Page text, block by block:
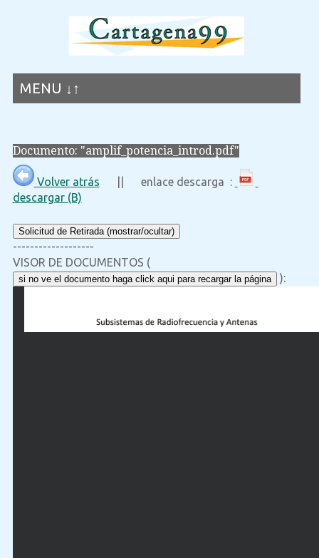
MENU ↓↑
Documento: "amplif_potencia_introd.pdf"
Volver atrás || enlace descarga :
descargar (B)
Solicitud de Retirada (mostrar/ocultar)
-------------------
VISOR DE DOCUMENTOS (
si no ve el documento haga click aqui para recargar la página ):